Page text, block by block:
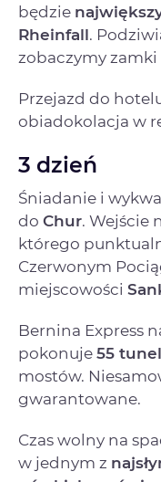
będzie
Rheinfall.
zobaczymy
Przejazd do
obiadokolacja w
3 dzień
Śniadanie i
do Chur. Wejście
którego
Czerwonym
miejscowości
Bernina Express
pokonuje 55
mostów.
gwarantowane.
Czas wolny na
w jednym z